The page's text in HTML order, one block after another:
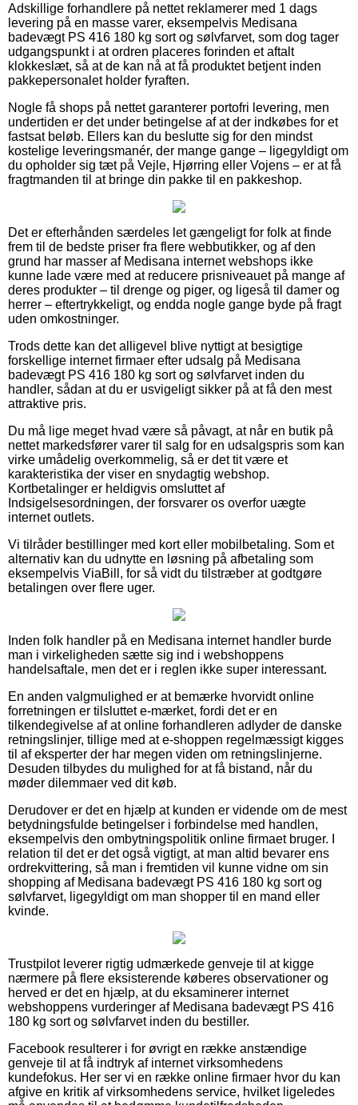
Adskillige forhandlere på nettet reklamerer med 1 dags
levering på en masse varer, eksempelvis Medisana
badevægt PS 416 180 kg sort og sølvfarvet, som dog tager
udgangspunkt i at ordren placeres forinden et aftalt
klokkeslæt, så at de kan nå at få produktet betjent inden
pakkepersonalet holder fyraften.
Nogle få shops på nettet garanterer portofri levering, men
undertiden er det under betingelse af at der indkøbes for et
fastsat beløb. Ellers kan du beslutte sig for den mindst
kostelige leveringsmanér, der mange gange – ligegyldigt om
du opholder sig tæt på Vejle, Hjørring eller Vojens – er at få
fragtmanden til at bringe din pakke til en pakkeshop.
Det er efterhånden særdeles let gængeligt for folk at finde
frem til de bedste priser fra flere webbutikker, og af den
grund har masser af Medisana internet webshops ikke
kunne lade være med at reducere prisniveauet på mange af
deres produkter – til drenge og piger, og ligeså til damer og
herrer – eftertrykkeligt, og endda nogle gange byde på fragt
uden omkostninger.
Trods dette kan det alligevel blive nyttigt at besigtige
forskellige internet firmaer efter udsalg på Medisana
badevægt PS 416 180 kg sort og sølvfarvet inden du
handler, sådan at du er usvigeligt sikker på at få den mest
attraktive pris.
Du må lige meget hvad være så påvagt, at når en butik på
nettet markedsfører varer til salg for en udsalgspris som kan
virke umådelig overkommelig, så er det tit være et
karakteristika der viser en snydagtig webshop.
Kortbetalinger er heldigvis omsluttet af
Indsigelsesordningen, der forsvarer os overfor uægte
internet outlets.
Vi tilråder bestillinger med kort eller mobilbetaling. Som et
alternativ kan du udnytte en løsning på afbetaling som
eksempelvis ViaBill, for så vidt du tilstræber at godtgøre
betalingen over flere uger.
Inden folk handler på en Medisana internet handler burde
man i virkeligheden sætte sig ind i webshoppens
handelsaftale, men det er i reglen ikke super interessant.
En anden valgmulighed er at bemærke hvorvidt online
forretningen er tilsluttet e-mærket, fordi det er en
tilkendegivelse af at online forhandleren adlyder de danske
retningslinjer, tillige med at e-shoppen regelmæssigt kigges
til af eksperter der har megen viden om retningslinjerne.
Desuden tilbydes du mulighed for at få bistand, når du
møder dilemmaer ved dit køb.
Derudover er det en hjælp at kunden er vidende om de mest
betydningsfulde betingelser i forbindelse med handlen,
eksempelvis den ombytningspolitik online firmaet bruger. I
relation til det er det også vigtigt, at man altid bevarer ens
ordrekvittering, så man i fremtiden vil kunne vidne om sin
shopping af Medisana badevægt PS 416 180 kg sort og
sølvfarvet, ligegyldigt om man shopper til en mand eller
kvinde.
Trustpilot leverer rigtig udmærkede genveje til at kigge
nærmere på flere eksisterende køberes observationer og
herved er det en hjælp, at du eksaminerer internet
webshoppens vurderinger af Medisana badevægt PS 416
180 kg sort og sølvfarvet inden du bestiller.
Facebook resulterer i for øvrigt en række anstændige
genveje til at få indtryk af internet virksomhedens
kundefokus. Her ser vi en række online firmaer hvor du kan
afgive en kritik af virksomhedens service, hvilket ligeledes